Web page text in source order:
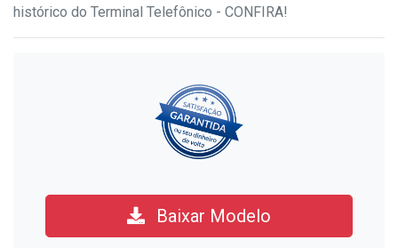
histórico do Terminal Telefônico - CONFIRA!
Baixar Modelo